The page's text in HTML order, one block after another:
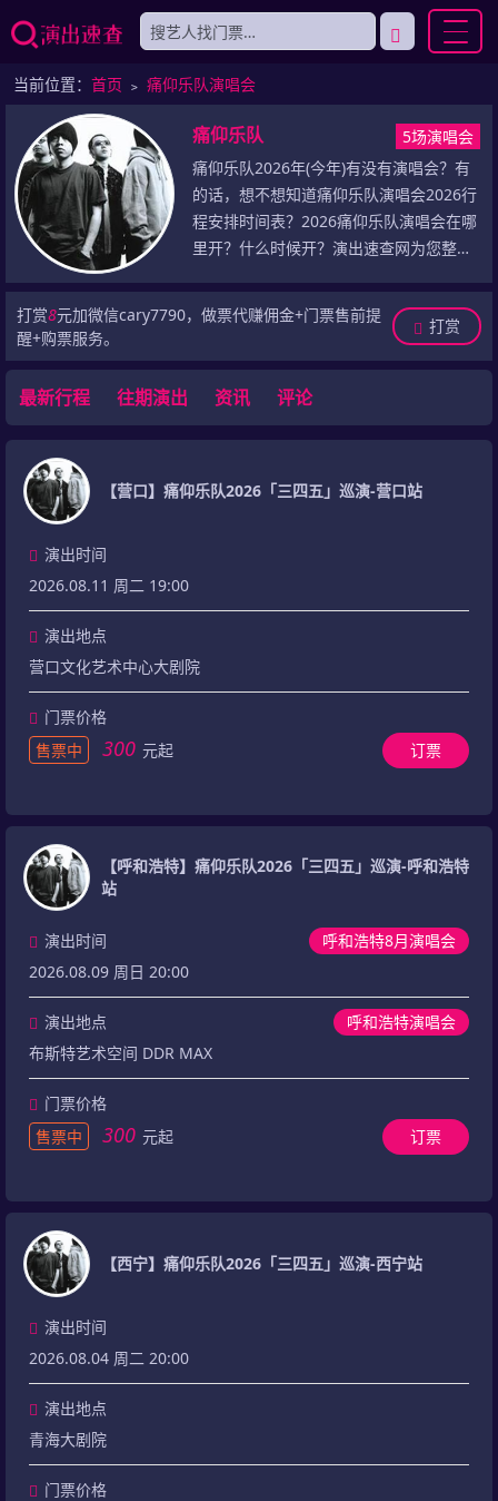
当前位置： 首页 ﹥ 痛仰乐队演唱会
痛仰乐队
5场演唱会
痛仰乐队2026年(今年)有没有演唱会？有
的话，想不想知道痛仰乐队演唱会2026行
程安排时间表？2026痛仰乐队演唱会在哪
里开？什么时候开？演出速查网为您整理
新价格、痛仰乐队2026巡演最新行程安排
意！
打赏8元加微信cary7790，做票代赚佣金+门票售前提
醒+购票服务。
打赏
最新行程 往期演出 资讯 评论
【营口】痛仰乐队2026「三四五」巡演-营口站
演出时间
2026.08.11 周二 19:00
演出地点
营口文化艺术中心大剧院
门票价格
售票中
300 元起 订票
【呼和浩特】痛仰乐队2026「三四五」巡演-呼和浩特
站
呼和浩特8月演唱会
演出时间
2026.08.09 周日 20:00
演出地点
呼和浩特演唱会
布斯特艺术空间 DDR MAX
门票价格
售票中
300 元起 订票
【西宁】痛仰乐队2026「三四五」巡演-西宁站
演出时间
2026.08.04 周二 20:00
演出地点
青海大剧院
门票价格